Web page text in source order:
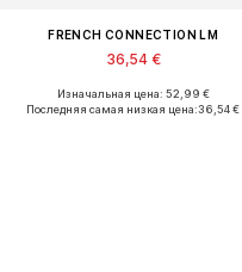
FRENCH CONNECTION LM
36,54 €
Доступные размеры: 44-46
Изначальная цена: 52,99 €
Последняя самая низкая цена:36,54 €